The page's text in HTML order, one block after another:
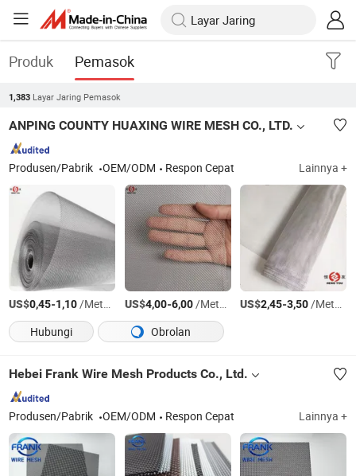
Produk Pemasok
1,383 Layar Jaring Pemasok
ANPING COUNTY HUAXING WIRE MESH CO., LTD.
Produsen/Pabrik OEM/ODM Respon Cepat Lainnya +
US$0,45-1,10/Meter persegi US$4,00-6,00/Meter persegi US$2,45-3,50/Meter persegi
Hubungi
Obrolan
Hebei Frank Wire Mesh Products Co., Ltd.
Produsen/Pabrik OEM/ODM Respon Cepat Lainnya +